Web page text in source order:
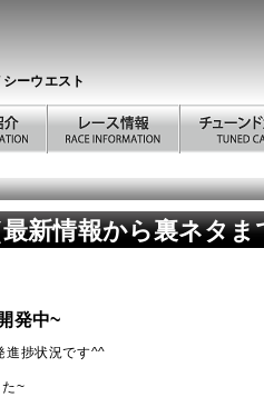
ーウエスト
新情報から裏ネタま
発中~
進捗状況です^^
た~